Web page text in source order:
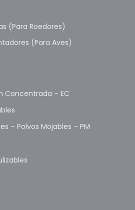
(Para Roedores)
(Para Aves)
Concentrada – EC
– Polvos Mojables – PM